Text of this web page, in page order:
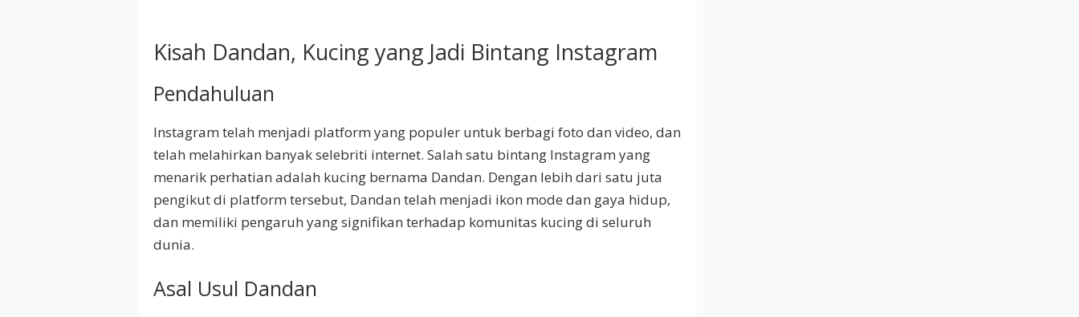
Kisah Dandan, Kucing yang Jadi Bintang Instagram
Pendahuluan
Instagram telah menjadi platform yang populer untuk berbagi foto dan video, dan
telah melahirkan banyak selebriti internet. Salah satu bintang Instagram yang
menarik perhatian adalah kucing bernama Dandan. Dengan lebih dari satu juta
pengikut di platform tersebut, Dandan telah menjadi ikon mode dan gaya hidup,
dan memiliki pengaruh yang signifikan terhadap komunitas kucing di seluruh
dunia.
Asal Usul Dandan